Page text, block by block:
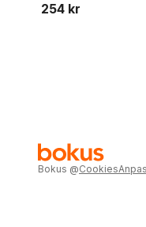
254 kr
Bokus @Cookies